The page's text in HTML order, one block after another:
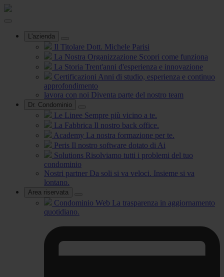
L'azienda
Il Titolare Dott. Michele Parisi
La Nostra Organizzazione Scopri come funziona
La Storia Trent'anni d'esperienza e innovazione
Certificazioni Anni di studio, esperienza e continuo
approfondimento
lavora con noi Diventa parte del nostro team
Dr. Condominio
Le Linee Sempre più vicino a te.
La Fabbrica Il nostro back office.
Academy La nostra formazione per te.
Peris Il nostro software dotato di Ai
Solutions Risolviamo tutti i problemi del tuo
condominio
Nostri partner Da soli si va veloci. Insieme si va
lontano.
Area riservata
Condominio Web La trasparenza in aggiornamento
quotidiano.